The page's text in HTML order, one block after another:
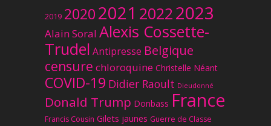
2019 20202021 20222023
Alain Soral Alexis Cossette-
Trudel Antipresse Belgique
censure chloroquine Christelle Néant
COVID-19 Didier Raoult Dieudonné
Donald Trump Donbass France
Francis Cousin Gilets jaunes Guerre de Classe